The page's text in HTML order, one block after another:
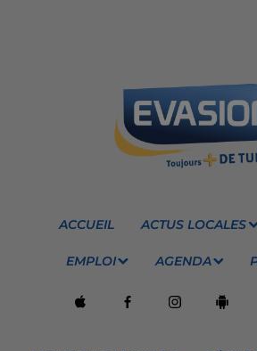
ACCUEIL ACTUS LOCALES
EMPLOI AGENDA